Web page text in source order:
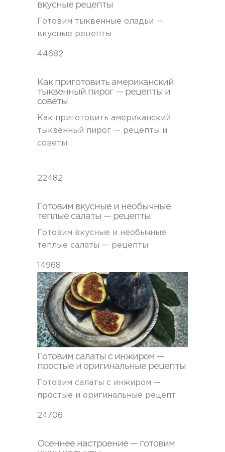
вкусные рецепты
Готовим тыквенные оладьи —
вкусные рецепты
44682
Как приготовить американский
тыквенный пирог — рецепты и
советы
Как приготовить американский
тыквенный пирог — рецепты и
советы
22482
Готовим вкусные и необычные
теплые салаты — рецепты
Готовим вкусные и необычные
теплые салаты — рецепты
14968
Готовим салаты с инжиром —
простые и оригинальные рецепты
Готовим салаты с инжиром —
простые и оригинальные рецепт
24706
Осеннее настроение — готовим